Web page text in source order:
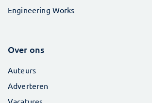
Engineering Works
Over ons
Auteurs
Adverteren